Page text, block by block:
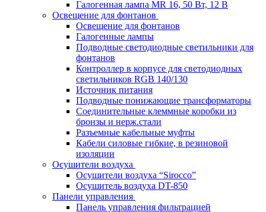
Галогенная лампа MR 16, 50 Вт, 12 В
Освещение для фонтанов
Освещение для фонтанов
Галогенные лампы
Подводные светодиодные светильники для
фонтанов
Контроллер в корпусе для светодиодных
светильников RGB 140/130
Источник питания
Подводные понижающие трансформаторы
Соединительные клеммные коробки из
бронзы и нерж.стали
Разъемные кабельные муфты
Кабели силовые гибкие, в резиновой
изоляции
Осушители воздуха
Осушители воздуха “Sirocco”
Осушитель воздуха DT-850
Панели управления
Панель управления фильтрацией